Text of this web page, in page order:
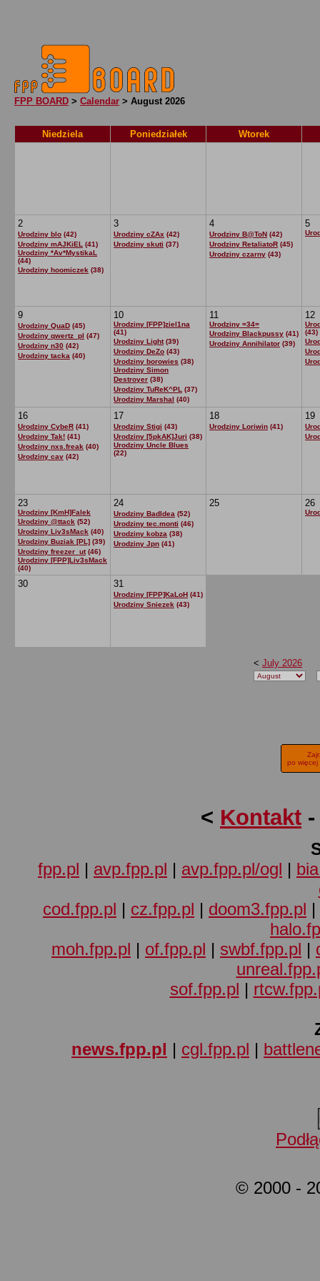
FPP BOARD > Calendar > August 2026
Niedziela Poniedziałek Wtorek
2
Urodziny blo (42)
Urodziny mAJKiEL (41)
Urodziny *Av*MystikaL
(44)
Urodziny hoomiczek (38)
3
Urodziny cZAx (42)
Urodziny skuti (37)
4
Urodziny B@ToN (42)
Urodziny RetaliatoR (45)
Urodziny czarny (43)
5
9
Urodziny QuaD (45)
Urodziny qwertz_pl (47)
Urodziny n30 (42)
Urodziny tacka (40)
10
Urodziny [FPP]ziel1na
(41)
Urodziny Light (39)
Urodziny DeZo (43)
Urodziny borowies (38)
Urodziny Simon
Destroyer (38)
Urodziny TuReK^PL (37)
Urodziny Marshal (40)
11
Urodziny =34=
Urodziny Blackpussy (41)
Urodziny Annihilator (39)
12
(43)
16
Urodziny CybeR (41)
Urodziny Tak! (41)
Urodziny nxs.freak (40)
Urodziny cav (42)
17
Urodziny Stigi (43)
Urodziny [5pkAK]Juri (38)
Urodziny Uncle Blues
(22)
18
Urodziny Loriwin (41)
19
23
Urodziny [KmH]Falek
Urodziny @ttack (52)
Urodziny Liv3sMack (40)
Urodziny Buziak [PL] (39)
Urodziny freezer_ut (46)
Urodziny [FPP]Liv3sMack
(40)
24
Urodziny BadIdea (52)
Urodziny tec.monti (46)
Urodziny kobza (38)
Urodziny Jpn (41)
25 26
30 31
Urodziny [FPP]KaLoH (41)
Urodziny Sniezek (43)
< July 2026
po więcej
< Kontakt
fpp.pl | avp.fpp.pl | avp.fpp.pl/ogl |
cod.fpp.pl | cz.fpp.pl | doom3.fpp.pl |
moh.fpp.pl | of.fpp.pl | swbf.fpp.pl |
sof.fpp.pl |
news.fpp.pl | cgl.fpp.pl |
© 2000 -